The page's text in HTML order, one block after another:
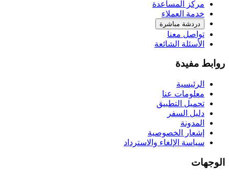
مركز المساعدة
خدمة العملاء
دردشة مباشرة
تواصل معنا
الأسئلة الشائعة
روابط مفيدة
الرئيسية
معلومات عنا
تحميل التطبيق
دليل السفر
المدونة
إشعار الخصوصية
سياسة الإلغاء والاسترداد
الوجهات